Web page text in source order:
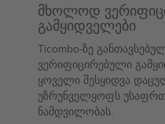
მხოლოდ
გამყიდველები
Ticombo-ზე
ვერიფიცირებული
ყოველი შესყიდვა
უზრუნველყოფს
ნამდვილობას.